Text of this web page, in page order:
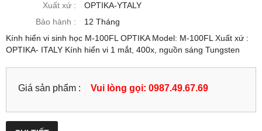
Xuất xứ :
OPTIKA-YTALY
Bảo hành :
12 Tháng
Kính hiển vi sinh học M-100FL OPTIKA Model: M-100FL Xuất xứ :
OPTIKA- ITALY Kính hiển vi 1 mắt, 400x, nguồn sáng Tungsten
Giá sản phẩm : Vui lòng gọi: 0987.49.67.69